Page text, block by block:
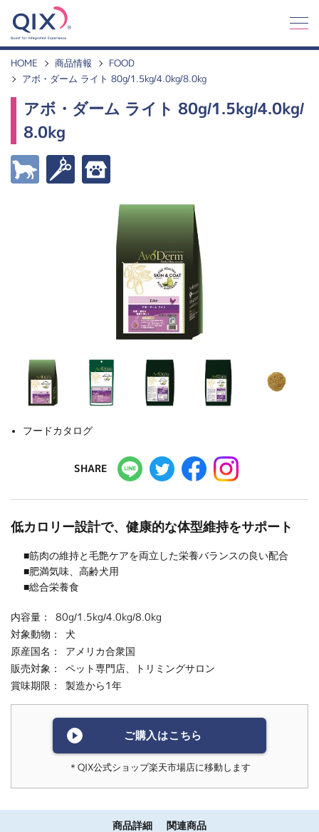
Q
X
HOME
商品情報
FOOD
アボ・ダーム ライト 80g/1.5kg/4.0kg/8.0kg
アボ・ダーム ライト 80g/1.5kg/4.0kg/
8.0kg
フードカタログ
SHARE
低カロリー設計で、健康的な体型維持をサポート
■筋肉の維持と毛艶ケアを両立した栄養バランスの良い配合
■肥満気味、高齢犬用
■総合栄養食
内容量：
80g/1.5kg/4.0kg/8.0kg
対象動物：
犬
原産国名：
アメリカ合衆国
販売対象：
ペット専門店、トリミングサロン
賞味期限：
製造から1年
ご購入はこちら
＊QIX公式ショップ楽天市場店に移動します
商品詳細 関連商品